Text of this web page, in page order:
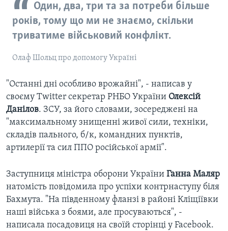
Один, два, три та за потреби більше
років, тому що ми не знаємо, скільки
триватиме військовий конфлікт.
Олаф Шольц про допомогу Україні
"Останні дні особливо врожайні", - написав у
своєму Twitter секретар РНБО України Олексій
Данілов. ЗСУ, за його словами, зосереджені на
"максимальному знищенні живої сили, техніки,
складів пального, б/к, командних пунктів,
артилерії та сил ППО російської армії".
Заступниця міністра оборони України Ганна Маляр
натомість повідомила про успіхи контрнаступу біля
Бахмута. "На південному фланзі в районі Кліщіївки
наші війська з боями, але просуваються", -
написала посадовиця на своїй сторінці у Facebook.